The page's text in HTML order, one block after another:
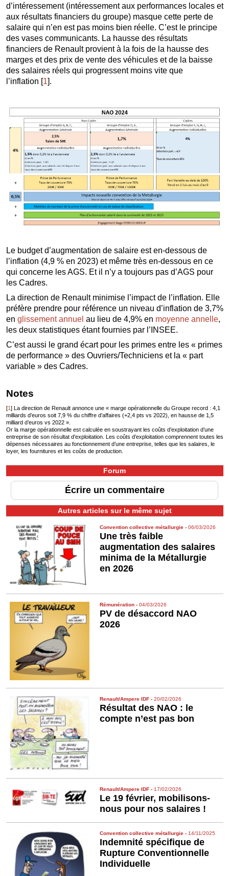
d’intéressement (intéressement aux performances locales et
aux résultats financiers du groupe) masque cette perte de
salaire qui n’en est pas moins bien réelle. C’est le principe
des vases communicants. La hausse des résultats
financiers de Renault provient à la fois de la hausse des
marges et des prix de vente des véhicules et de la baisse
des salaires réels qui progressent moins vite que
l’inflation [1].
Le budget d’augmentation de salaire est en-dessous de
l’inflation (4,9 % en 2023) et même très en-dessous en ce
qui concerne les AGS. Et il n’y a toujours pas d’AGS pour
les Cadres.
La direction de Renault minimise l’impact de l’inflation. Elle
préfère prendre pour référence un niveau d’inflation de 3,7%
en glissement annuel au lieu de 4,9% en moyenne annelle,
les deux statistiques étant fournies par l’INSEE.
C’est aussi le grand écart pour les primes entre les « primes
de performance » des Ouvriers/Techniciens et la « part
variable » des Cadres.
Notes
[1] La direction de Renault annonce une « marge opérationnelle du Groupe record : 4,1
milliards d’euros soit 7,9 % du chiffre d’affaires (+2,4 pts vs 2022), en hausse de 1,5
milliard d’euros vs 2022 ».
Or la marge opérationnelle est calculée en soustrayant les coûts d’exploitation d’une
entreprise de son résultat d’exploitation. Les coûts d’exploitation comprennent toutes les
dépenses nécessaires au fonctionnement d’une entreprise, telles que les salaires, le
loyer, les fournitures et les coûts de production.
Forum
Écrire un commentaire
Autres articles sur le même sujet
Convention collective métallurgie -06/03/2026
Une très faible
augmentation des salaires
minima de la Métallurgie
en 2026
Rémunération -04/03/2026
PV de désaccord NAO
2026
Renault/Ampere IDF -20/02/2026
Résultat des NAO : le
compte n’est pas bon
Renault/Ampere IDF -17/02/2026
Le 19 février, mobilisons-
nous pour nos salaires !
Convention collective métallurgie - 14/11/2025
Indemnité spécifique de
Rupture Conventionnelle
Individuelle